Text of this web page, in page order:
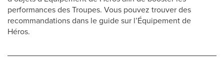
performances des Troupes. Vous pouvez trouver des
recommandations dans le guide sur l’Équipement de
Héros.